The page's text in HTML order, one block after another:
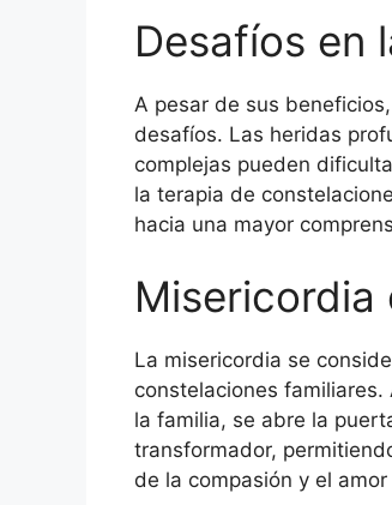
Desafíos en
A pesar de sus
desafíos. Las heridas
complejas pueden
la terapia de
hacia una mayor
Misericordia
La misericordia se
constelaciones
la familia, se abre la
transformador,
de la compasión y el